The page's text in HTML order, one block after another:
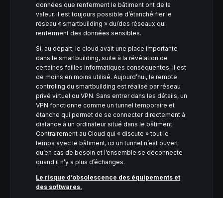
données que renferment le bâtiment ont de la
valeur, il est toujours possible d’étanchéifier le
réseau « smartbuilding » du/des réseaux qui
renferment des données sensibles.
Si, au départ, le cloud avait une place importante
dans le smartbuilding, suite à la révélation de
certaines failles informatiques conséquentes, il est
de moins en moins utilisé. Aujourd’hui, le remote
controling du smartbuilding est réalisé par réseau
privé virtuel ou VPN. Sans entrer dans les détails, un
VPN fonctionne comme un tunnel temporaire et
étanche qui permet de se connecter directement à
distance à un ordinateur situé dans le bâtiment.
Contrairement au Cloud qui « discute » tout le
temps avec le bâtiment, ici un tunnel n’est ouvert
qu’en cas de besoin et l’ensemble se déconnecte
quand il n’y a plus d’échanges.
Le risque d’obsolescence des équipements et
des softwares.